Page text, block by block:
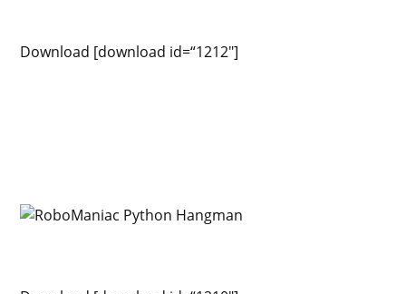
Download [download id=“1212″]